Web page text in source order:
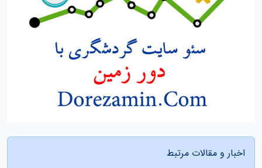
اخبار و مقالات مرتبط